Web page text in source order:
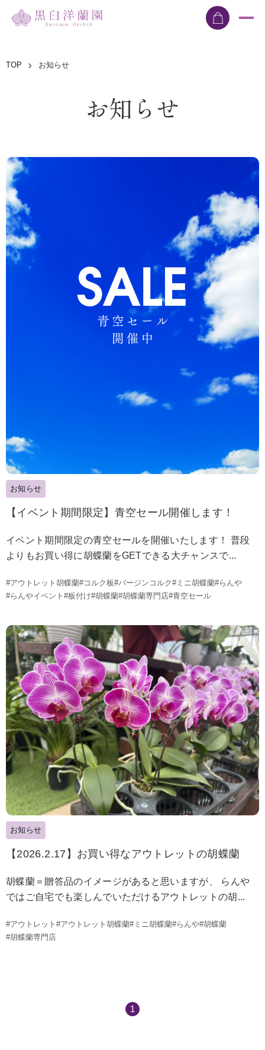
TOP お知らせ
お知らせ
お知らせ
【イベント期間限定】青空セール開催します！
イベント期間限定の青空セールを開催いたします！ 普段
よりもお買い得に胡蝶蘭をGETできる大チャンスで...
#アウトレット胡蝶蘭#コルク板#バージンコルク#ミニ胡蝶蘭#らんや
#らんやイベント #板付け#胡蝶蘭#胡蝶蘭専門店#青空セール
お知らせ
【2026.2.17】お買い得なアウトレットの胡蝶蘭
胡蝶蘭＝贈答品のイメージがあると思いますが、 らんや
ではご自宅でも楽しんでいただけるアウトレットの胡...
#アウトレット #アウトレット胡蝶蘭#ミニ胡蝶蘭#らんや#胡蝶蘭
#胡蝶蘭専門店
1